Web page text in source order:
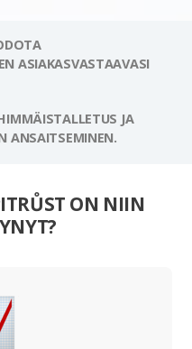
ASIAKASVASTAAVASI
JA
ANSAITSEMINEN.
ON NIIN